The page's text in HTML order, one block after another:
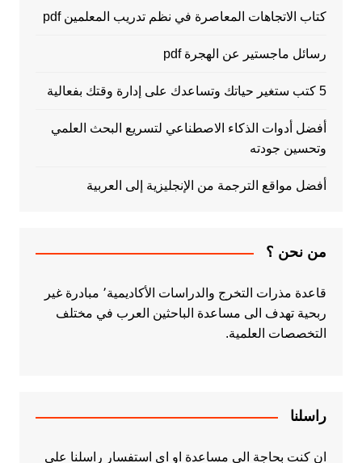
كتاب الاتجاهات المعاصرة في نظم تدريب المعلمين pdf
رسائل ماجستير عن الهجرة pdf
5 كتب ستغير حياتك وتساعدك على إدارة وقتك بفعالية
أفضل أدوات الذكاء الاصطناعي لتسريع البحث العلمي
وتحسين جودته
أفضل مواقع الترجمة من الإنجليزية إلى العربية
من نحن ؟
قاعدة مذرات التخرج والدراسات الأكاديمية٬ مبادرة غير
ربحية تهدف الى مساعدة الباحثين العرب في مختلف
التخصصات العلمية.
راسلنا
ان كنت بحاجة الى مساعدة او اي استفسار راسلنا على